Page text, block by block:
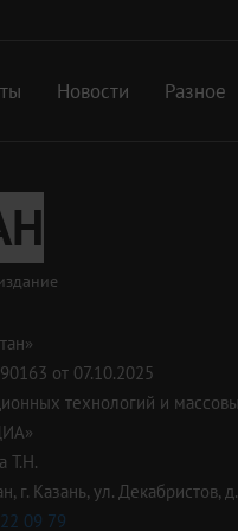
Новости Разное
от 07.10.2025
технологий и
Т.Н.
г. Казань, ул. Декабристов,
09 79